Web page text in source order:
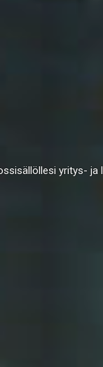
yritys- ja